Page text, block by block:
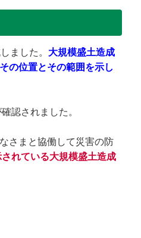
ました。 大規模盛土造成
の位置とその範囲を示し
認されました。
さまと協働して災害の防
れている大規模盛土造成